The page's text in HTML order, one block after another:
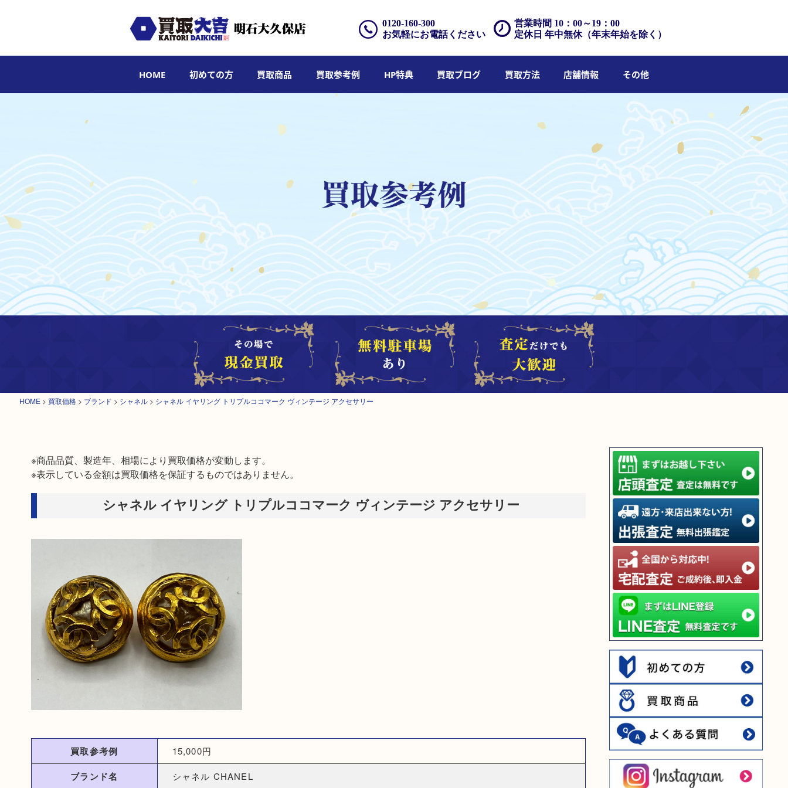
営業時間 10：00～19：00
定休日 年中無休（年末年始を除く）
0120-160-300
お気軽にお電話ください
HOME 初めての方 買取商品 買取参考例 HP特典 買取ブログ 買取方法 店舗情報 その他
HOME > 買取価格 > ブランド > シャネル > シャネル イヤリング トリプルココマーク ヴィンテージ アクセサリー
※商品品質、製造年、相場により買取価格が変動します。
※表示している金額は買取価格を保証するものではありません。
シャネル イヤリング トリプルココマーク ヴィンテージ アクセサリー
買取参考例 15,000円
ブランド名 シャネル CHANEL